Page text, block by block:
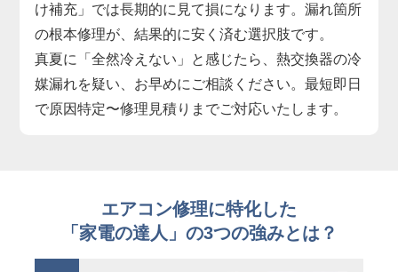
け補充」では長期的に見て損になります。漏れ箇所
の根本修理が、結果的に安く済む選択肢です。
真夏に「全然冷えない」と感じたら、熱交換器の冷
媒漏れを疑い、お早めにご相談ください。最短即日
で原因特定〜修理見積りまでご対応いたします。
エアコン修理に特化した
「家電の達人」の3つの強みとは？